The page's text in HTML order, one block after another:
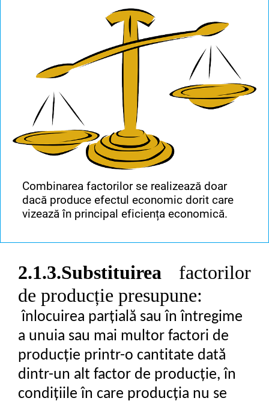
Combinarea factorilor se realizează doar
dacă produce efectul economic dorit care
vizează în principal eficiența economică.
2.1.3.Substituirea factorilor
de producție presupune:
înlocuirea parțială sau în întregime
a unuia sau mai multor factori de
producție printr-o cantitate dată
dintr-un alt factor de producție, în
condițiile în care producția nu se